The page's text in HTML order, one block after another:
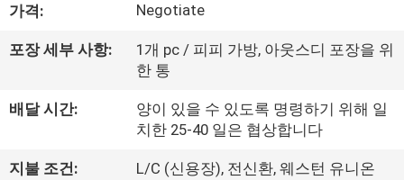
하
여
공
장
가격: Negotiate
포장 세부 사항:
1개 pc / 피피 가방, 아웃스디 포장을 위
한 통
배달 시간:
양이 있을 수 있도록 명령하기 위해 일
치한 25-40 일은 협상합니다
지불 조건: L/C (신용장), 전신환, 웨스턴 유니온